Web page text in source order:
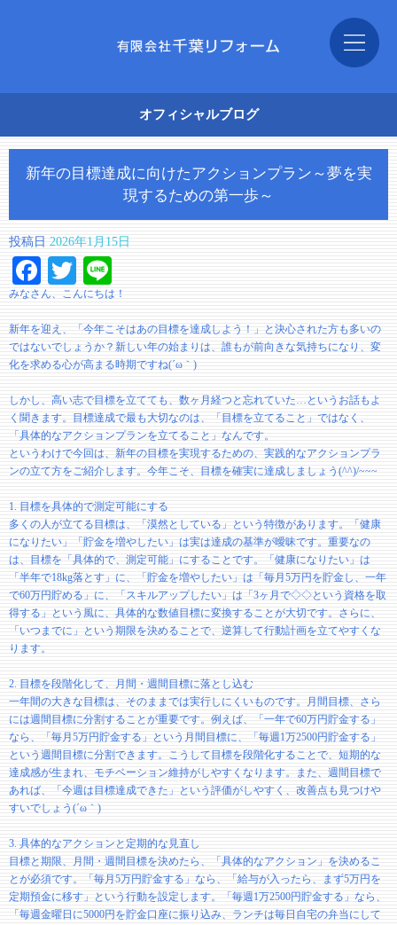
オフィシャルブログ
新年の目標達成に向けたアクションプラン～夢を実
現するための第一歩～
投稿日 2026年1月15日
Facebook
Twitter
みなさん、こんにちは！
新年を迎え、「今年こそはあの目標を達成しよう！」と決心された方も多いの
ではないでしょうか？新しい年の始まりは、誰もが前向きな気持ちになり、変
化を求める心が高まる時期ですね(´ω｀)
しかし、高い志で目標を立てても、数ヶ月経つと忘れていた…というお話もよ
く聞きます。目標達成で最も大切なのは、「目標を立てること」ではなく、
「具体的なアクションプランを立てること」なんです。
というわけで今回は、新年の目標を実現するための、実践的なアクションプラ
ンの立て方をご紹介します。今年こそ、目標を確実に達成しましょう(^^)/~~~
1. 目標を具体的で測定可能にする
多くの人が立てる目標は、「漠然としている」という特徴があります。「健康
になりたい」「貯金を増やしたい」は実は達成の基準が曖昧です。重要なの
は、目標を「具体的で、測定可能」にすることです。「健康になりたい」は
「半年で18kg落とす」に、「貯金を増やしたい」は「毎月5万円を貯金し、一年
で60万円貯める」に、「スキルアップしたい」は「3ヶ月で◇◇という資格を取
得する」という風に、具体的な数値目標に変換することが大切です。さらに、
「いつまでに」という期限を決めることで、逆算して行動計画を立てやすくな
ります。
2. 目標を段階化して、月間・週間目標に落とし込む
一年間の大きな目標は、そのままでは実行しにくいものです。月間目標、さら
には週間目標に分割することが重要です。例えば、「一年で60万円貯金する」
なら、「毎月5万円貯金する」という月間目標に、「毎週1万2500円貯金する」
という週間目標に分割できます。こうして目標を段階化することで、短期的な
達成感が生まれ、モチベーション維持がしやすくなります。また、週間目標で
あれば、「今週は目標達成できた」という評価がしやすく、改善点も見つけや
すいでしょう(´ω｀)
3. 具体的なアクションと定期的な見直し
目標と期限、月間・週間目標を決めたら、「具体的なアクション」を決めるこ
とが必須です。「毎月5万円貯金する」なら、「給与が入ったら、まず5万円を
定期預金に移す」という行動を設定します。「毎週1万2500円貯金する」なら、
「毎週金曜日に5000円を貯金口座に振り込み、ランチは毎日自宅の弁当にして